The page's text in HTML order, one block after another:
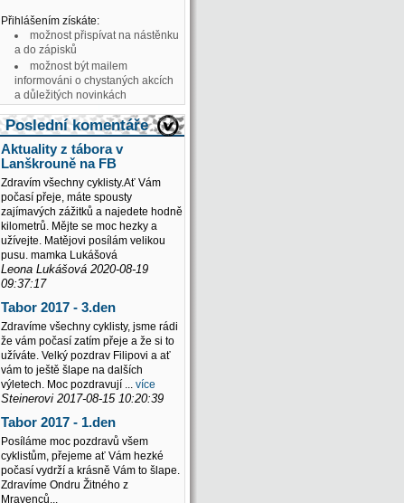
Přihlášením získáte:
možnost přispívat na nástěnku
a do zápisků
možnost být mailem
informováni o chystaných akcích
a důležitých novinkách
Poslední komentáře
Aktuality z tábora v
Lanškrouně na FB
Zdravím všechny cyklisty.Ať Vám
počasí přeje, máte spousty
zajímavých zážitků a najedete hodně
kilometrů. Mějte se moc hezky a
užívejte. Matějovi posílám velikou
pusu. mamka Lukášová
Leona Lukášová 2020-08-19
09:37:17
Tabor 2017 - 3.den
Zdravíme všechny cyklisty, jsme rádi
že vám počasí zatím přeje a že si to
užíváte. Velký pozdrav Filipovi a ať
vám to ještě šlape na dalších
výletech. Moc pozdravují ... více
Steinerovi 2017-08-15 10:20:39
Tabor 2017 - 1.den
Posíláme moc pozdravů všem
cyklistům, přejeme ať Vám hezké
počasí vydrží a krásně Vám to šlape.
Zdravíme Ondru Žitného z
Mravenců...